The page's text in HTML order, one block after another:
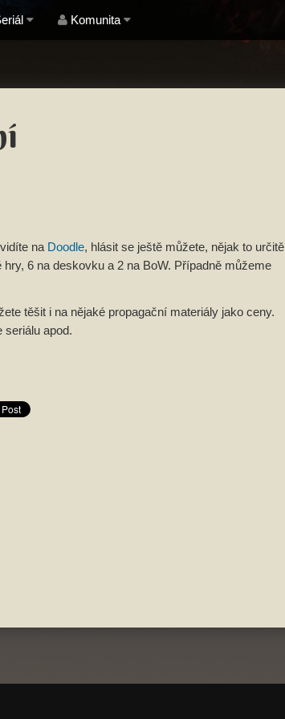
Komunita
na Doodle, hlásit se ještě můžete, nějak to určitě
6 na deskovku a 2 na BoW. Případně můžeme
těšit i na nějaké propagační materiály jako ceny.
apod.